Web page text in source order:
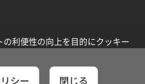
利便性の向上を目的にクッキー
シー 閉じる